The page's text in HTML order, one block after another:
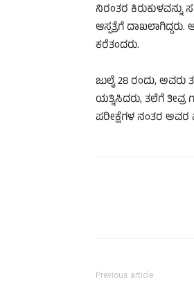
ನಿರಂತರ ಕಿರುಕುಳವನ್ನು
ಆಸ್ಪತ್ರೆಗೆ
ಕರೆತಂದರು.
ಜುಲೈ 28 ರಂದು,
ಯತ್ನಿಸಿದರು, ತಲೆಗೆ
ಪರೀಕ್ಷೆಗಳ ನಂತರ
Previous article